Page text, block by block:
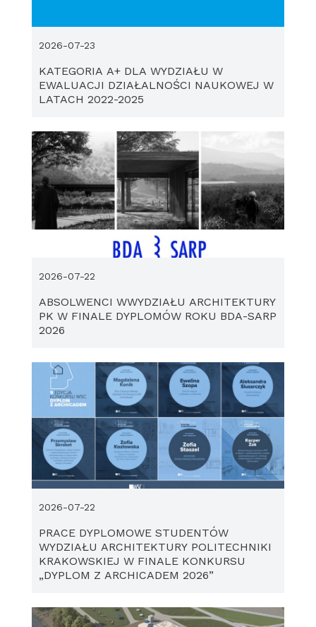
KATEGORIA A+ DLA WYDZIAŁU W
EWALUACJI DZIAŁALNOŚCI NAUKOWEJ W
LATACH 2022-2025
2026-07-23
ABSOLWENCI WWYDZIAŁU ARCHITEKTURY
PK W FINALE DYPLOMÓW ROKU BDA-SARP
2026
2026-07-22
PRACE DYPLOMOWE STUDENTÓW
WYDZIAŁU ARCHITEKTURY POLITECHNIKI
KRAKOWSKIEJ W FINALE KONKURSU
„DYPLOM Z ARCHICADEM 2026”
2026-07-22